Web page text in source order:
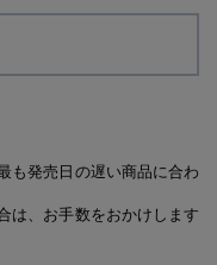
も発売日の遅い商品に合わ
は、お手数をおかけします